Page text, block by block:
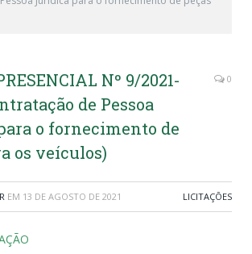
Nº 9/2021-
de Pessoa
o fornecimento de
os veículos)
0
EM 13 DE AGOSTO DE 2021 LICITAÇÕES